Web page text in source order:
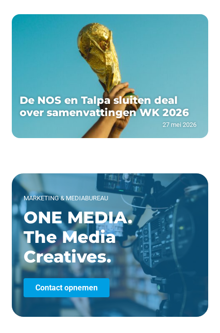
De NOS en Talpa sluiten deal
over samenvattingen WK 2026
27 mei 2026
MARKETING & MEDIABUREAU
ONE MEDIA.
The Media
Creatives.
Contact opnemen